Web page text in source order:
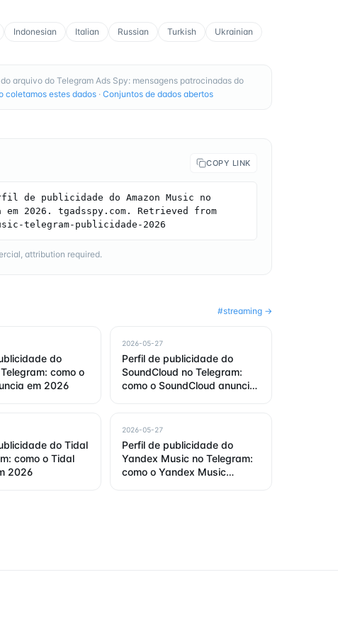
Indonesian Italian Russian Turkish Ukrainian
arquivo do Telegram Ads Spy: mensagens patrocinadas do
coletamos estes dados · Conjuntos de dados abertos
COPY LINK
de publicidade do Amazon Music no
em 2026. tgadsspy.com. Retrieved from
telegram-publicidade-2026
attribution required.
#streaming →
do
como o
em 2026
2026-05-27
Perfil de publicidade do
SoundCloud no Telegram:
como o SoundCloud anuncia
do Tidal
como o Tidal
2026
2026-05-27
Perfil de publicidade do
Yandex Music no Telegram:
como o Yandex Music